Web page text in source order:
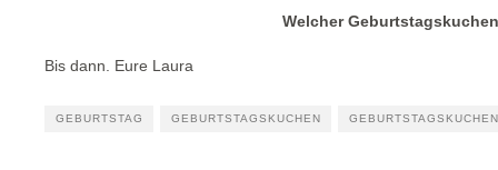
Welcher
Bis dann. Eure Laura
GEBURTSTAG GEBURTSTAGSKUCHEN